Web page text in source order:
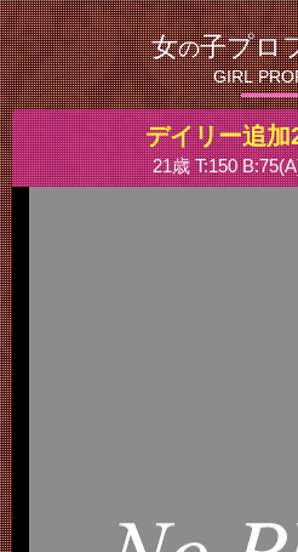
女の子プロ
GIRL
デイリー追加
21歳 T:150